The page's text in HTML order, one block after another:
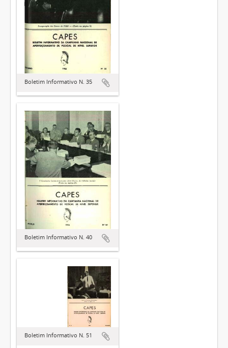
Boletim Informativo N. 35
Boletim Informativo N. 40
Boletim Informativo N. 51